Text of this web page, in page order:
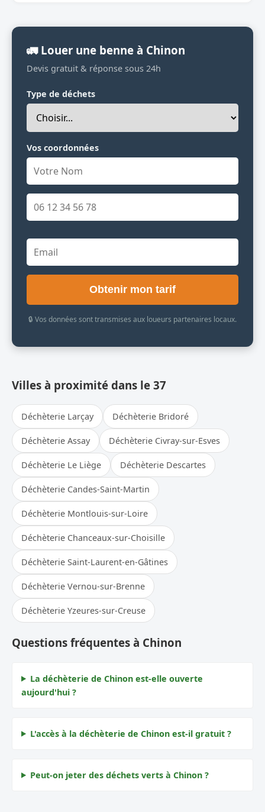
🚛 Louer une benne à Chinon
Devis gratuit & réponse sous 24h
Type de déchets
Vos coordonnées
Obtenir mon tarif
🔒 Vos données sont transmises aux loueurs partenaires locaux.
Villes à proximité dans le 37
Déchèterie Larçay Déchèterie Bridoré
Déchèterie Assay Déchèterie Civray-sur-Esves
Déchèterie Le Liège Déchèterie Descartes
Déchèterie Candes-Saint-Martin
Déchèterie Montlouis-sur-Loire
Déchèterie Chanceaux-sur-Choisille
Déchèterie Saint-Laurent-en-Gâtines
Déchèterie Vernou-sur-Brenne
Déchèterie Yzeures-sur-Creuse
Questions fréquentes à Chinon
La déchèterie de Chinon est-elle ouverte
aujourd'hui ?
L'accès à la déchèterie de Chinon est-il gratuit ?
Peut-on jeter des déchets verts à Chinon ?